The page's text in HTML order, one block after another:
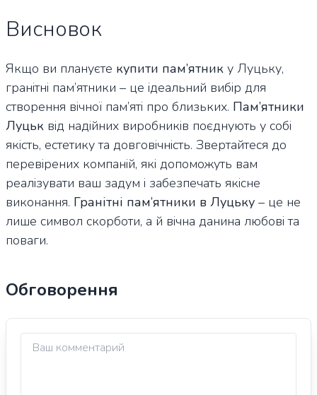
Висновок
Якщо ви плануєте купити пам’ятник у Луцьку,
гранітні пам’ятники – це ідеальний вибір для
створення вічної пам’яті про близьких. Пам’ятники
Луцьк від надійних виробників поєднують у собі
якість, естетику та довговічність. Звертайтеся до
перевірених компаній, які допоможуть вам
реалізувати ваш задум і забезпечать якісне
виконання. Гранітні пам’ятники в Луцьку – це не
лише символ скорботи, а й вічна данина любові та
поваги.
Обговорення